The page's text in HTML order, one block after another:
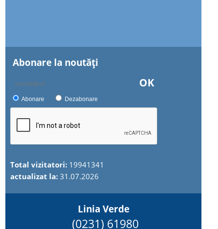
Abonare la noutăţi
OK
Abonare Dezabonare
Total vizitatori: 19941341
actualizat la:31.07.2026
Linia Verde
(0231) 61980